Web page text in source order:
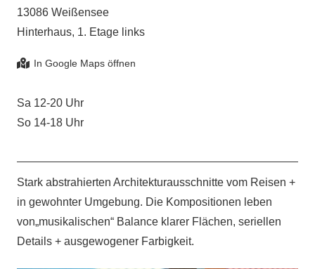
13086 Weißensee
Hinterhaus, 1. Etage links
Sa 12-20 Uhr
So 14-18 Uhr
Stark abstrahierten Architekturausschnitte vom Reisen +
in gewohnter Umgebung. Die Kompositionen leben
von„musikalischen“ Balance klarer Flächen, seriellen
Details + ausgewogener Farbigkeit.